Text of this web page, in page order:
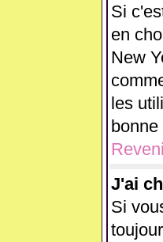
Si
en
New
les
J'ai
Si